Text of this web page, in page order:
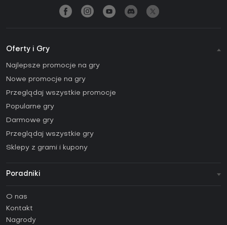
Oferty i Gry
Najlepsze promocje na gry
Nowe promocje na gry
Przeglądaj wszystkie promocje
Popularne gry
Darmowe gry
Przeglądaj wszystkie gry
Sklepy z grami i kupony
Poradniki
Poradniki
Jak aktywować klucz Steam (CD Key)?
O nas
Kontakt
Nagrody